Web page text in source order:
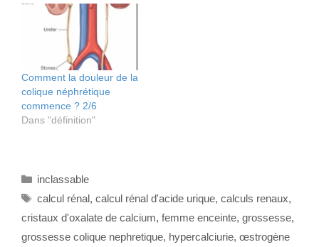
Comment la douleur de la
colique néphrétique
commence ? 2/6
Dans "définition"
Catégories
inclassable
Étiquettes
calcul rénal, calcul rénal d'acide urique, calculs renaux,
cristaux d'oxalate de calcium, femme enceinte, grossesse,
grossesse colique nephretique, hypercalciurie, œstrogène